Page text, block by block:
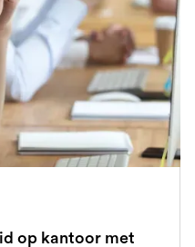
op kantoor met